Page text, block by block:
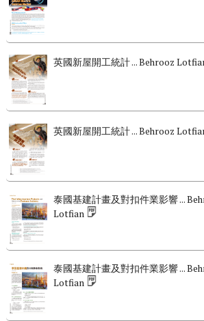
英國新屋開工統計 ... Behrooz
英國新屋開工統計 ... Behrooz
泰國基建計畫及對扣件業影響 ...
Lotfian
泰國基建計畫及對扣件業影響 ...
Lotfian